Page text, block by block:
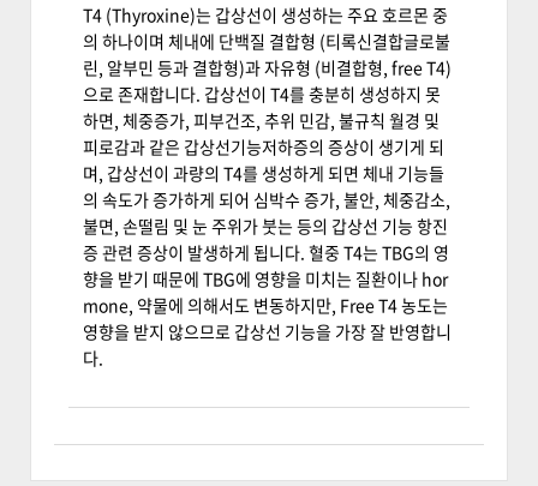
T4 (Thyroxine)는 갑상선이 생성하는 주요 호르몬 중
의 하나이며 체내에 단백질 결합형 (티록신결합글로불
린, 알부민 등과 결합형)과 자유형 (비결합형, free T4)
으로 존재합니다. 갑상선이 T4를 충분히 생성하지 못
하면, 체중증가, 피부건조, 추위 민감, 불규칙 월경 및
피로감과 같은 갑상선기능저하증의 증상이 생기게 되
며, 갑상선이 과량의 T4를 생성하게 되면 체내 기능들
의 속도가 증가하게 되어 심박수 증가, 불안, 체중감소,
불면, 손떨림 및 눈 주위가 붓는 등의 갑상선 기능 항진
증 관련 증상이 발생하게 됩니다. 혈중 T4는 TBG의 영
향을 받기 때문에 TBG에 영향을 미치는 질환이나 hor
mone, 약물에 의해서도 변동하지만, Free T4 농도는
영향을 받지 않으므로 갑상선 기능을 가장 잘 반영합니
다.